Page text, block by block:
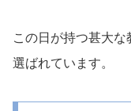
この日が持つ甚大
選ばれています。